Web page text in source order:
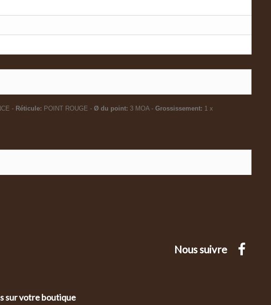
- Réticule: POINT ROUGE - Ø du point: 3 MOA - Grossissement: 1 x
Nous suivre
sur votre boutique